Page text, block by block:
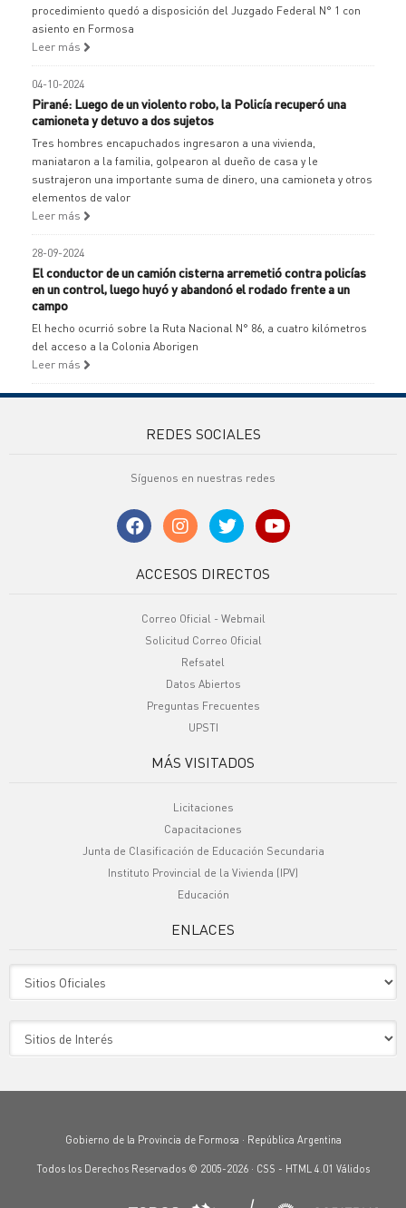
procedimiento quedó a disposición del Juzgado Federal N° 1 con
asiento en Formosa
Leer más
04-10-2024
Pirané: Luego de un violento robo, la Policía recuperó una
camioneta y detuvo a dos sujetos
Tres hombres encapuchados ingresaron a una vivienda,
maniataron a la familia, golpearon al dueño de casa y le
sustrajeron una importante suma de dinero, una camioneta y otros
elementos de valor
Leer más
28-09-2024
El conductor de un camión cisterna arremetió contra policías
en un control, luego huyó y abandonó el rodado frente a un
campo
El hecho ocurrió sobre la Ruta Nacional N° 86, a cuatro kilómetros
del acceso a la Colonia Aborigen
Leer más
REDES SOCIALES
Síguenos en nuestras redes
ACCESOS DIRECTOS
Correo Oficial - Webmail
Solicitud Correo Oficial
Refsatel
Datos Abiertos
Preguntas Frecuentes
UPSTI
MÁS VISITADOS
Licitaciones
Capacitaciones
Junta de Clasificación de Educación Secundaria
Instituto Provincial de la Vivienda (IPV)
Educación
ENLACES
Gobierno de la Provincia de Formosa · República Argentina
Todos los Derechos Reservados © 2005-2026 · CSS - HTML 4.01 Válidos